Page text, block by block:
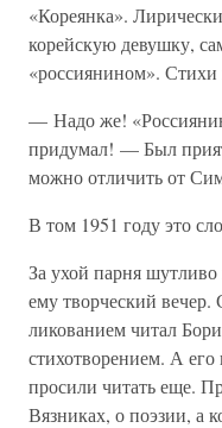
«Кореянка».
корейскую девушку,
«россиянином». Стихи
— Надо же!
придумал! — Был
можно отличить от
В том 1951 году это
За ухой парня
ему творческий вечер.
ликованием читал
стихотворением. А
просили читать еще.
Вязниках, о поэзии, а